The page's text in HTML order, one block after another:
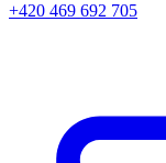
+420 469 692 705